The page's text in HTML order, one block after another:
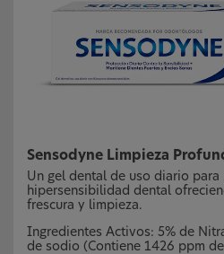
Sensodyne Limpieza
Un gel dental de uso diario para
hipersensibilidad dental
frescura y limpieza.
Ingredientes Activos: 5% de
de sodio (Contiene 1426 ppm